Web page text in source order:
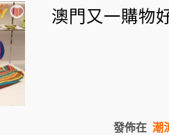
澳門又一購
發佈在 潮